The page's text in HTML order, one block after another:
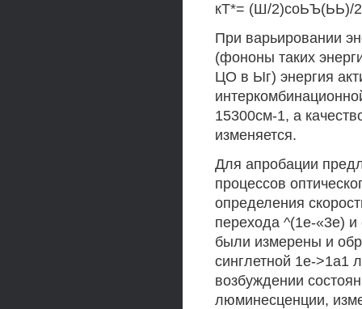
кТ*= (Ш/2)соЬЪ(ЬЬ)/
При варьировании
(фононы таких
ЦО в Ыг) энергия
15300см-1, а
изменяется.
Для апробации
процессов
определения
перехода ^(1е-«3е)
были измерены и
синглетной 1е-
возбуждении
люминесценции,